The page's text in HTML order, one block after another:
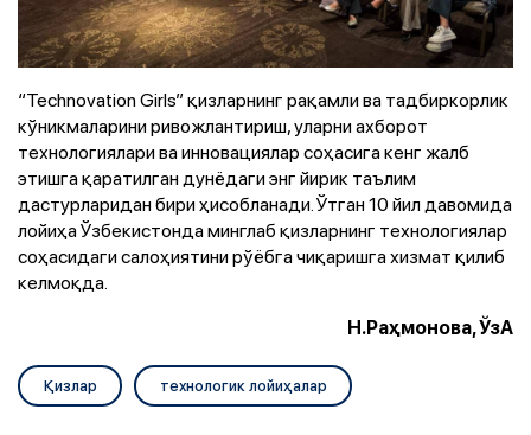
“Technovation Girls” қизларнинг рақамли ва тадбиркорлик
кўникмаларини ривожлантириш, уларни ахборот
технологиялари ва инновациялар соҳасига кенг жалб
этишга қаратилган дунёдаги энг йирик таълим
дастурларидан бири ҳисобланади. Ўтган 10 йил давомида
лойиҳа Ўзбекистонда минглаб қизларнинг технологиялар
соҳасидаги салоҳиятини рўёбга чиқаришга хизмат қилиб
келмоқда.
Н.Раҳмонова, ЎзА
Қизлар технологик лойиҳалар